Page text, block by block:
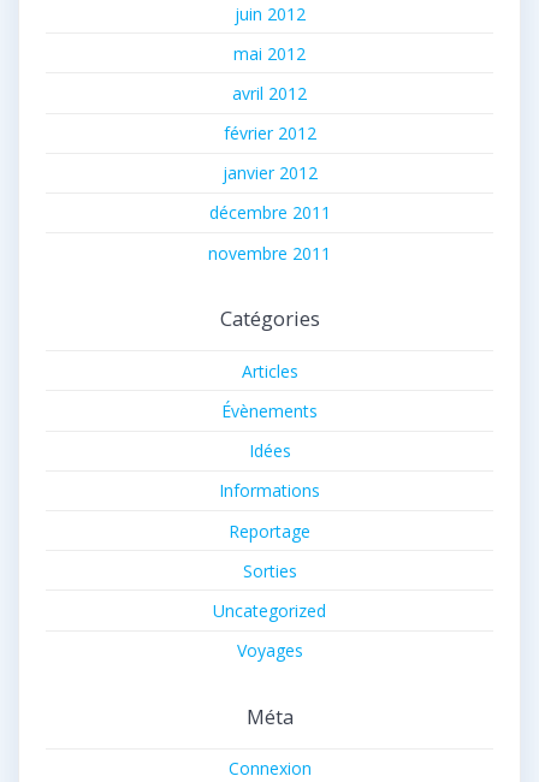
juin 2012
mai 2012
avril 2012
février 2012
janvier 2012
décembre 2011
novembre 2011
Catégories
Articles
Évènements
Idées
Informations
Reportage
Sorties
Uncategorized
Voyages
Méta
Connexion